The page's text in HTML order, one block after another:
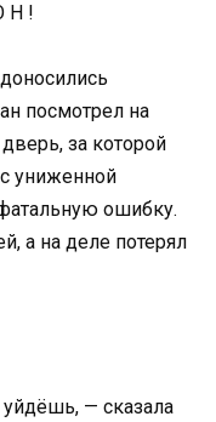
Н !
посмотрел на
за которой
униженной
ошибку.
а на деле потерял
— сказала